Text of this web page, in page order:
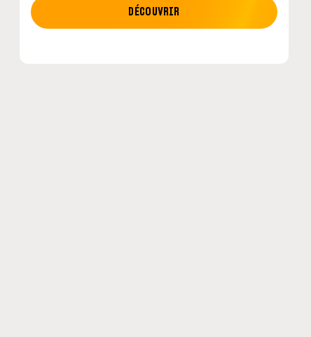
MotoGP : les cinq constructeurs signent un
DÉCOUVRIR